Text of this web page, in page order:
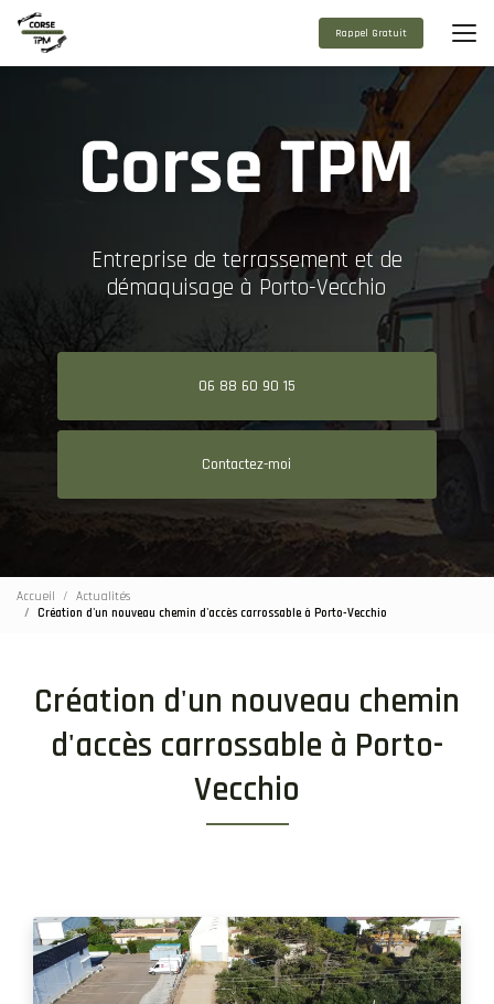
contenu
principal
Rappel Gratuit
Entreprise de terrassement et de
démaquisage à Porto-Vecchio
06 88 60 90 15
Contactez-moi
Accueil
Actualités
Création d'un nouveau chemin d'accès carrossable à Porto-Vecchio
Création d'un nouveau chemin
d'accès carrossable à Porto-
Vecchio